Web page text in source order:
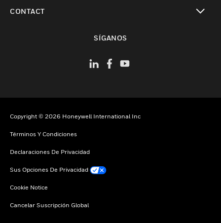
CONTACT
SÍGANOS
Copyright © 2026 Honeywell International Inc
Términos Y Condiciones
Declaraciones De Privacidad
Sus Opciones De Privacidad
Cookie Notice
Cancelar Suscripción Global